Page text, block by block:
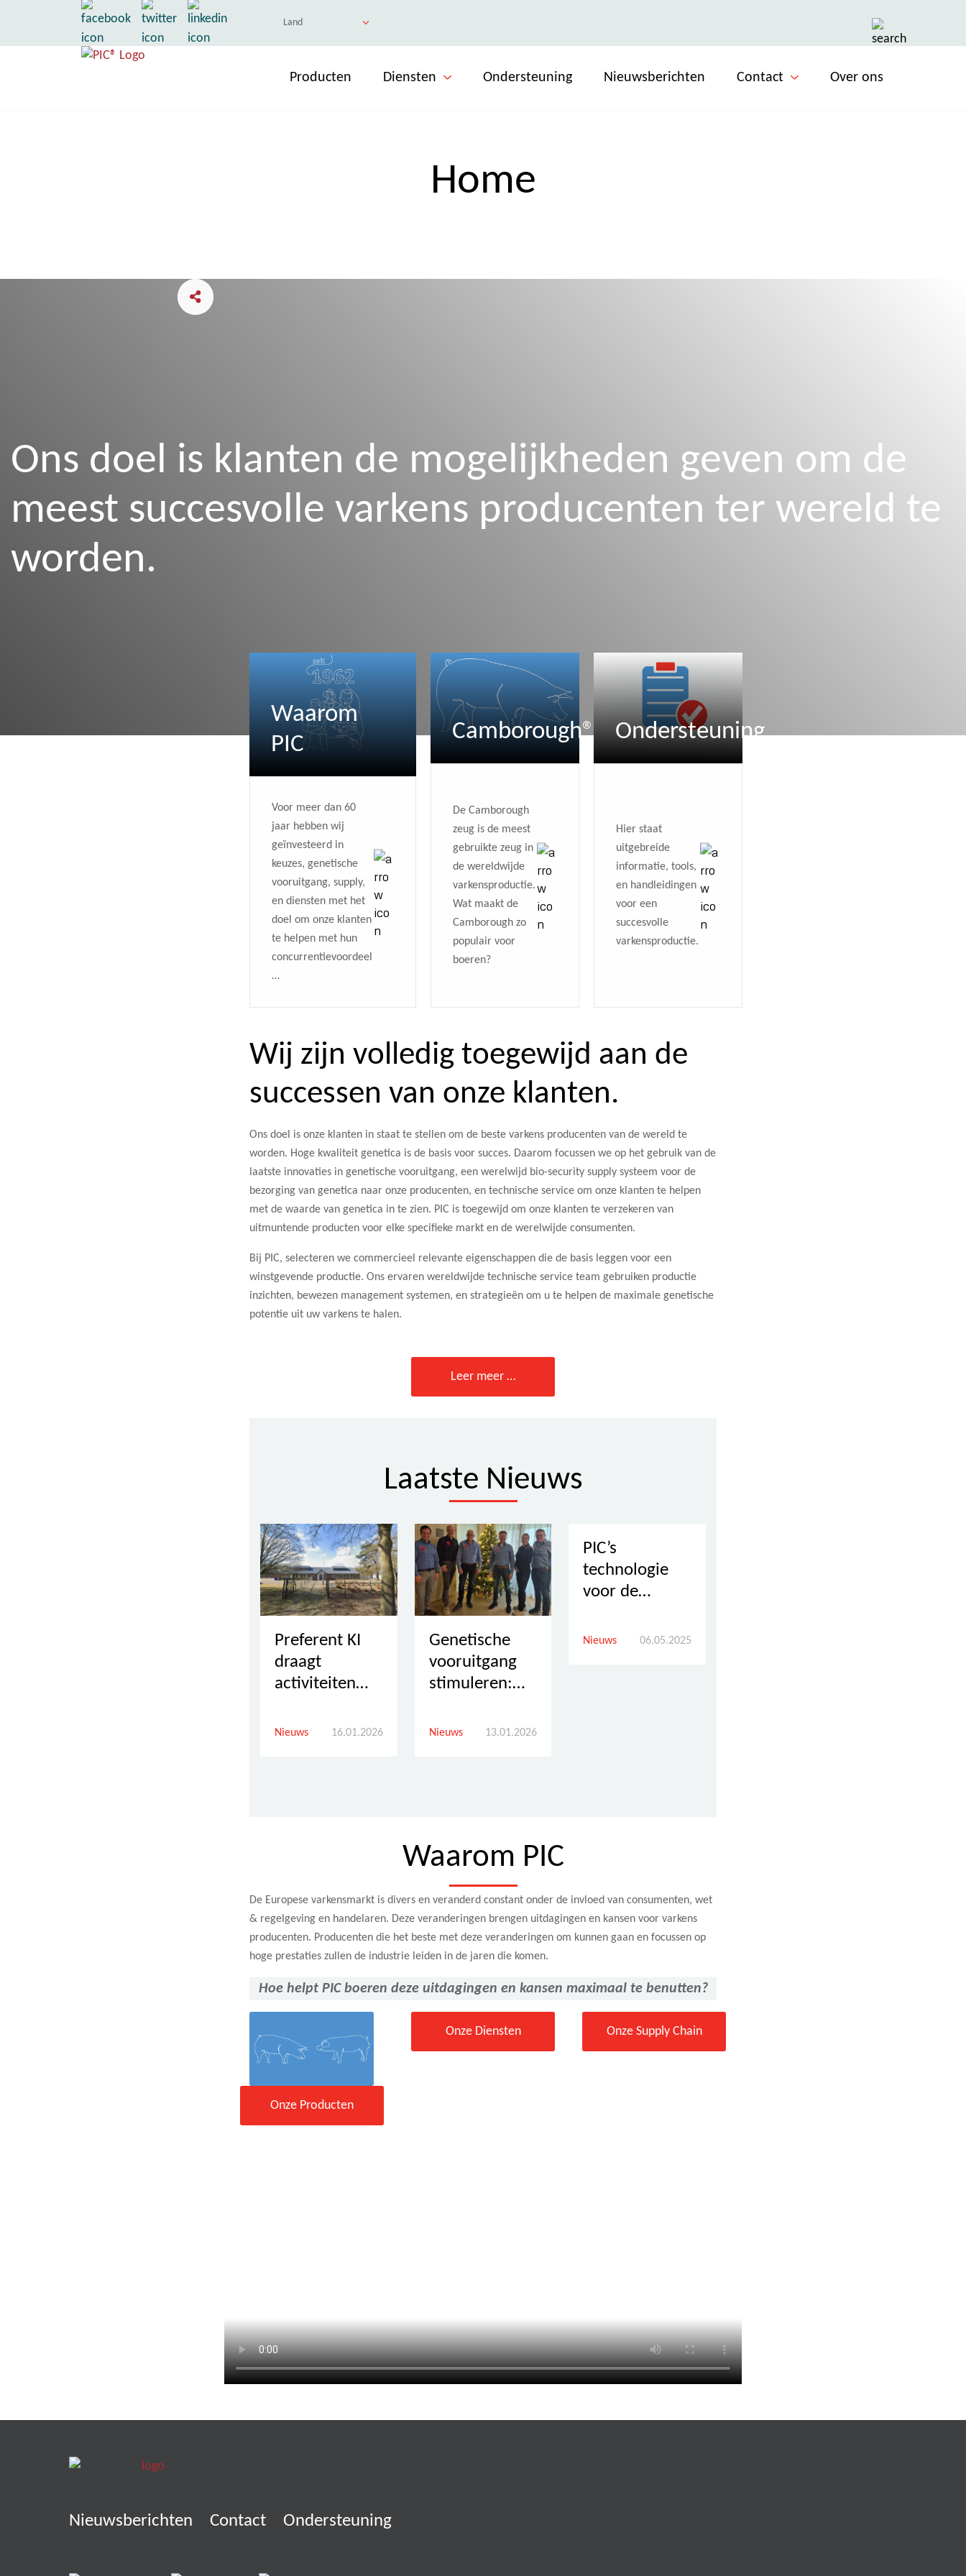
Land
Producten Diensten Ondersteuning Nieuwsberichten Contact Over ons
Home
Ons doel is klanten de mogelijkheden geven om de
meest succesvolle varkens producenten ter wereld te
worden.
Waarom
PIC
Voor meer dan 60
jaar hebben wij
geïnvesteerd in
keuzes, genetische
vooruitgang, supply,
en diensten met het
doel om onze klanten
te helpen met hun
concurrentievoordeel
…
Camborough®
De Camborough
zeug is de meest
gebruikte zeug in
de wereldwijde
varkensproductie.
Wat maakt de
Camborough zo
populair voor
boeren?
Ondersteuning
Hier staat
uitgebreide
informatie, tools,
en handleidingen
voor een
succesvolle
varkensproductie.
Wij zijn volledig toegewijd aan de
successen van onze klanten.
Ons doel is onze klanten in staat te stellen om de beste varkens producenten van de wereld te
worden. Hoge kwaliteit genetica is de basis voor succes. Daarom focussen we op het gebruik van de
laatste innovaties in genetische vooruitgang, een werelwijd bio-security supply systeem voor de
bezorging van genetica naar onze producenten, en technische service om onze klanten te helpen
met de waarde van genetica in te zien. PIC is toegewijd om onze klanten te verzekeren van
uitmuntende producten voor elke specifieke markt en de werelwijde consumenten.
Bij PIC, selecteren we commercieel relevante eigenschappen die de basis leggen voor een
winstgevende productie. Ons ervaren wereldwijde technische service team gebruiken productie
inzichten, bewezen management systemen, en strategieën om u te helpen de maximale genetische
potentie uit uw varkens te halen.
Leer meer …
Laatste Nieuws
Preferent KI
draagt
activiteiten
en PIC-NL:
Nieuws 16.01.2026
Genetische
vooruitgang
stimuleren:
Genetix/PIC-
Nieuws 13.01.2026
PIC’s
technologie
voor de
PRRS-
Nieuws 06.05.2025
Waarom PIC
De Europese varkensmarkt is divers en veranderd constant onder de invloed van consumenten, wet
& regelgeving en handelaren. Deze veranderingen brengen uitdagingen en kansen voor varkens
producenten. Producenten die het beste met deze veranderingen om kunnen gaan en focussen op
hoge prestaties zullen de industrie leiden in de jaren die komen.
Hoe helpt PIC boeren deze uitdagingen en kansen maximaal te benutten?
Onze Producten
Onze Diensten Onze Supply Chain
Nieuwsberichten Contact Ondersteuning